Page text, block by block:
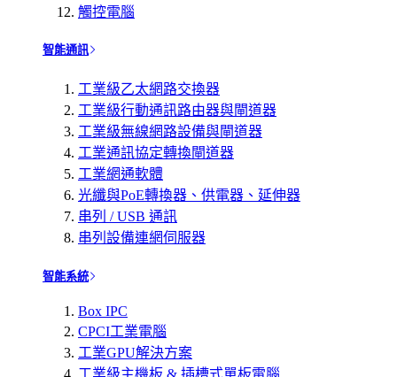
觸控電腦
智能通訊
工業級乙太網路交換器
工業級行動通訊路由器與閘道器
工業級無線網路設備與閘道器
工業通訊協定轉換閘道器
工業網通軟體
光纖與PoE轉換器、供電器、延伸器
串列 / USB 通訊
串列設備連網伺服器
智能系統
Box IPC
CPCI工業電腦
工業GPU解決方案
工業級主機板 & 插槽式單板電腦